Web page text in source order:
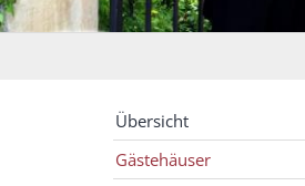
Übersicht
Gästehäuser